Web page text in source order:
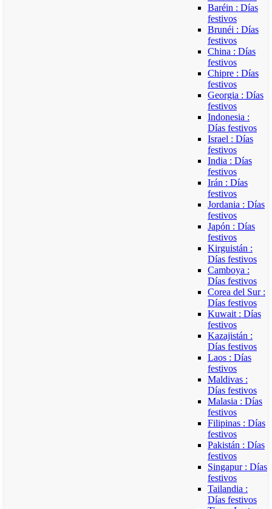
Baréin : Días
festivos
Brunéi : Días
festivos
China : Días
festivos
Chipre : Días
festivos
Georgia : Días
festivos
Indonesia :
Días festivos
Israel : Días
festivos
India : Días
festivos
Irán : Días
festivos
Jordania : Días
festivos
Japón : Días
festivos
Kirguistán :
Días festivos
Camboya :
Días festivos
Corea del Sur :
Días festivos
Kuwait : Días
festivos
Kazajistán :
Días festivos
Laos : Días
festivos
Maldivas :
Días festivos
Malasia : Días
festivos
Filipinas : Días
festivos
Pakistán : Días
festivos
Singapur : Días
festivos
Tailandia :
Días festivos